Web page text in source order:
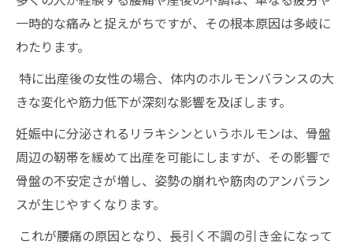
一時的な痛みと捉えがちですが、その根本原因は多岐に
わたります。
特に出産後の女性の場合、体内のホルモンバランスの大
きな変化や筋力低下が深刻な影響を及ぼします。
妊娠中に分泌されるリラキシンというホルモンは、骨盤
周辺の靭帯を緩めて出産を可能にしますが、その影響で
骨盤の不安定さが増し、姿勢の崩れや筋肉のアンバラン
スが生じやすくなります。
これが腰痛の原因となり、長引く不調の引き金になって